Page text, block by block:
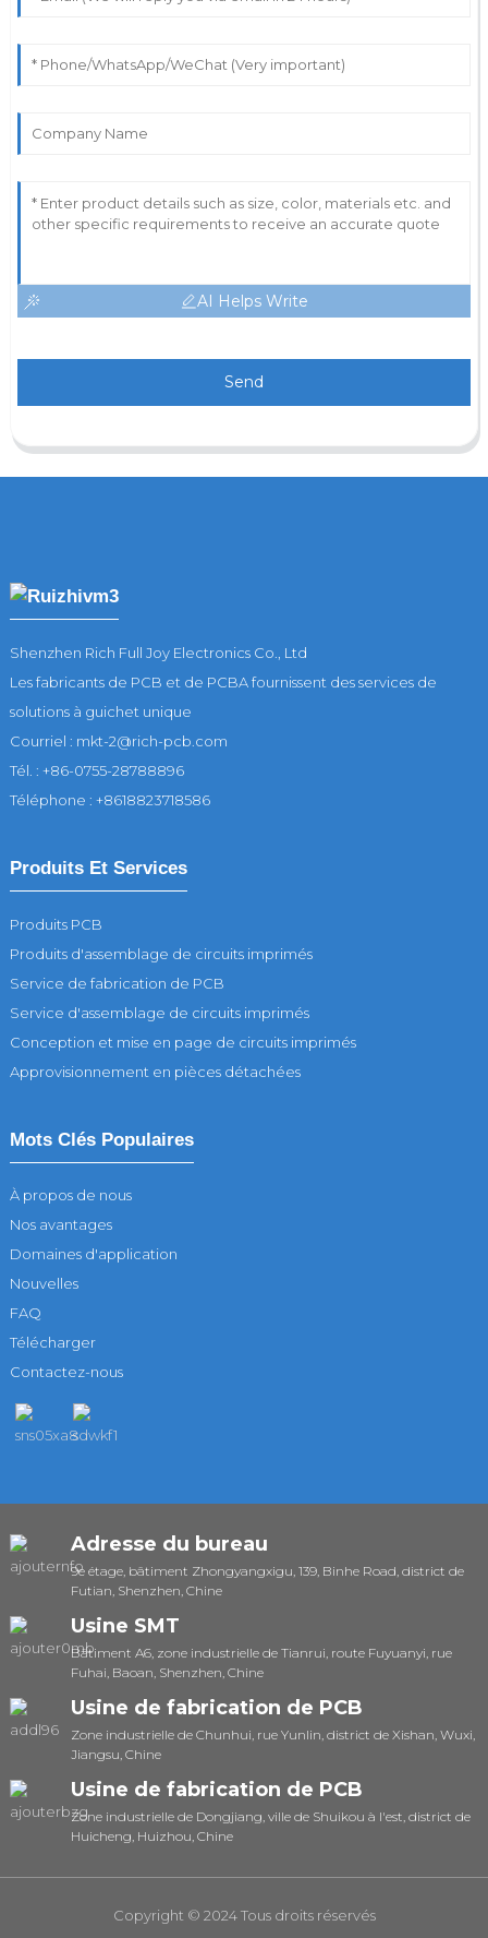
AI Helps Write
Send
Shenzhen Rich Full Joy Electronics Co., Ltd
Les fabricants de PCB et de PCBA fournissent des services de
solutions à guichet unique
Courriel : mkt-2@rich-pcb.com
Tél. : +86-0755-28788896
Téléphone : +8618823718586
Produits Et Services
Produits PCB
Produits d'assemblage de circuits imprimés
Service de fabrication de PCB
Service d'assemblage de circuits imprimés
Conception et mise en page de circuits imprimés
Approvisionnement en pièces détachées
Mots Clés Populaires
À propos de nous
Nos avantages
Domaines d'application
Nouvelles
FAQ
Télécharger
Contactez-nous
Adresse du bureau
9e étage, bâtiment Zhongyangxigu, 139, Binhe Road, district de
Futian, Shenzhen, Chine
Usine SMT
Bâtiment A6, zone industrielle de Tianrui, route Fuyuanyi, rue
Fuhai, Baoan, Shenzhen, Chine
Usine de fabrication de PCB
Zone industrielle de Chunhui, rue Yunlin, district de Xishan, Wuxi,
Jiangsu, Chine
Usine de fabrication de PCB
Zone industrielle de Dongjiang, ville de Shuikou à l'est, district de
Huicheng, Huizhou, Chine
Copyright © 2024 Tous droits réservés